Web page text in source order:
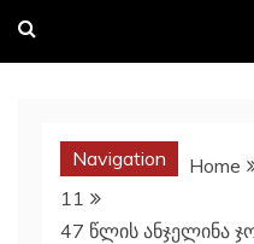
Navigation Home
11
47 წლის ანჯელინა